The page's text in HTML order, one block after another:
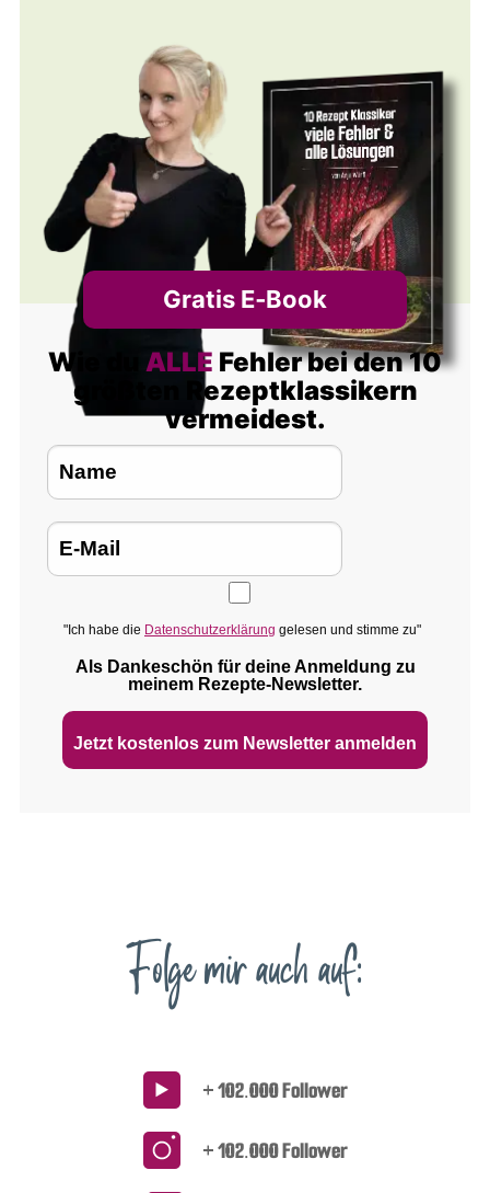
Gratis E‑Book
Wie du ALLE Fehler bei den 10
größten Rezeptklassikern
vermeidest.
"Ich habe die Datenschutzerklärung gelesen und stimme zu"
Als Dankeschön für deine Anmeldung zu
meinem Rezepte‑Newsletter.
Jetzt kostenlos zum Newsletter anmelden
Folge mir auch auf:
+ 102.000 Follower
+ 102.000 Follower